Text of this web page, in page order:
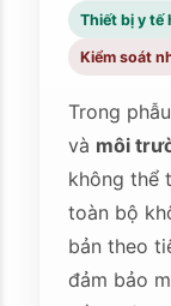
Thiết bị y tế
Kiểm soát
Trong
và môi
không thể
toàn bộ
bản theo
đảm bảo